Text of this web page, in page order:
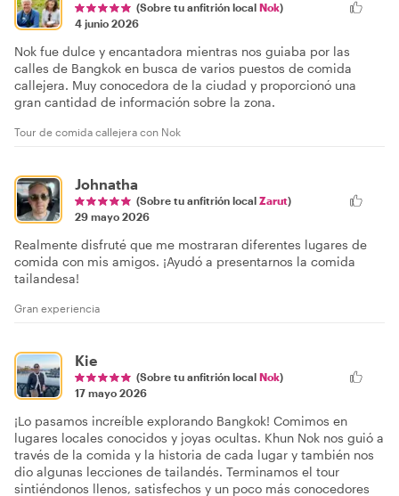
(Sobre tu anfitrión local Nok)
4 junio 2026
Nok fue dulce y encantadora mientras nos guiaba por las
calles de Bangkok en busca de varios puestos de comida
callejera. Muy conocedora de la ciudad y proporcionó una
gran cantidad de información sobre la zona.
Tour de comida callejera con Nok
Johnatha
(Sobre tu anfitrión local Zarut)
29 mayo 2026
Realmente disfruté que me mostraran diferentes lugares de
comida con mis amigos. ¡Ayudó a presentarnos la comida
tailandesa!
Gran experiencia
Kie
(Sobre tu anfitrión local Nok)
17 mayo 2026
¡Lo pasamos increíble explorando Bangkok! Comimos en
lugares locales conocidos y joyas ocultas. Khun Nok nos guió a
través de la comida y la historia de cada lugar y también nos
dio algunas lecciones de tailandés. Terminamos el tour
sintiéndonos llenos, satisfechos y un poco más conocedores